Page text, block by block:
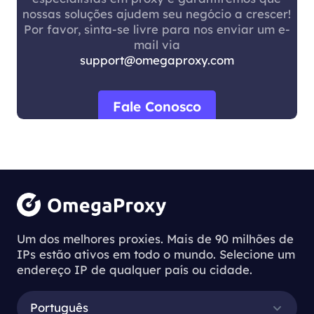
nossas soluções ajudem seu negócio a crescer!
Por favor, sinta-se livre para nos enviar um e-
mail via
support@omegaproxy.com
Fale Conosco
Um dos melhores proxies. Mais de 90 milhões de
IPs estão ativos em todo o mundo. Selecione um
endereço IP de qualquer país ou cidade.
Português